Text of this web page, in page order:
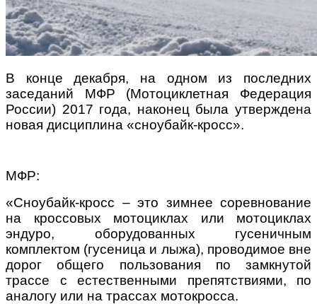
В конце декабря, на одном из последних
заседаний МФР (Мотоциклетная Федерация
России) 2017 года, наконец была утверждена
новая дисциплина «сноубайк-кросс».
МФР:
«Сноубайк-кросс – это зимнее соревнование
на кроссовых мотоциклах или мотоциклах
эндуро, оборудованных гусеничным
комплектом (гусеница и лыжа), проводимое вне
дорог общего пользования по замкнутой
трассе с естественными препятствиями, по
аналогу или на трассах мотокросса.